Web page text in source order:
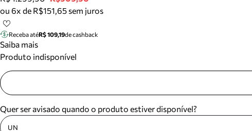
ou 6x de R$151,65 sem juros
Receba atéR$ 109,19de cashback
Saiba mais
Produto indisponível
Quer ser avisado quando o produto estiver disponível?
UN